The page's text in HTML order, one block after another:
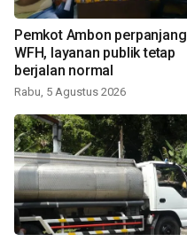
Pemkot Ambon perpanjang
WFH, layanan publik tetap
berjalan normal
Rabu, 5 Agustus 2026